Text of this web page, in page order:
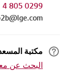
0299 805 4 971+
مكتبة
البحث عن